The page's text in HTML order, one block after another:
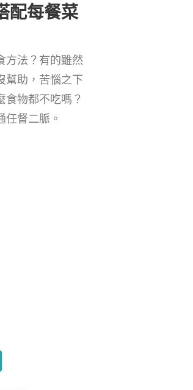
配每餐菜
方法？有的雖然
幫助，苦惱之下
食物都不吃嗎？
督二脈。